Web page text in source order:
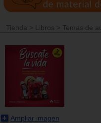
Tienda > Libros > Temas de
Ampliar imagen